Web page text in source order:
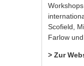
Scofield,
Farlow
> Zur